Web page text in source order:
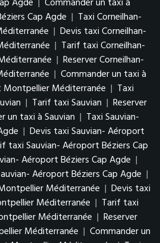
Cap Agde | Taxi Corneilhan-
| Devis taxi Corneilhan-
| Tarif taxi Corneilhan-
| Reserver Corneilhan-
| Commander un taxi à
Méditerranée | Taxi
| Tarif taxi Sauvian | Reserver
un taxi à Sauvian | Taxi Sauvian-
| Devis taxi Sauvian- Aéroport
taxi Sauvian- Aéroport Béziers Cap
Aéroport Béziers Cap Agde |
Aéroport Béziers Cap Agde |
Méditerranée | Devis taxi
Méditerranée | Tarif taxi
Méditerranée | Reserver
Méditerranée | Commander un